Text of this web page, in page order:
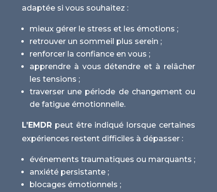
adaptée si vous souhaitez :
mieux gérer le stress et les émotions ;
retrouver un sommeil plus serein ;
renforcer la confiance en vous ;
apprendre à vous détendre et à relâcher
les tensions ;
traverser une période de changement ou
de fatigue émotionnelle.
L’EMDRpeut être indiqué lorsque certaines
expériences restent difficiles à dépasser :
événements traumatiques ou marquants ;
anxiété persistante ;
blocages émotionnels ;